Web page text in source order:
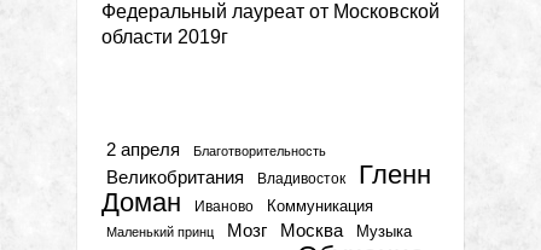
Федеральный лауреат от Московской
области 2019г
2 апреля Благотворительность
Великобритания Владивосток
Гленн
Доман
Иваново Коммуникация
Маленький принц Мозг Москва Музыка